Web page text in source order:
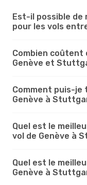
Est-il possible de
pour les vols
Combien coûtent
Genève et
Comment puis-je
Genève à
Quel est le
vol de Genève à
Quel est le
Genève à